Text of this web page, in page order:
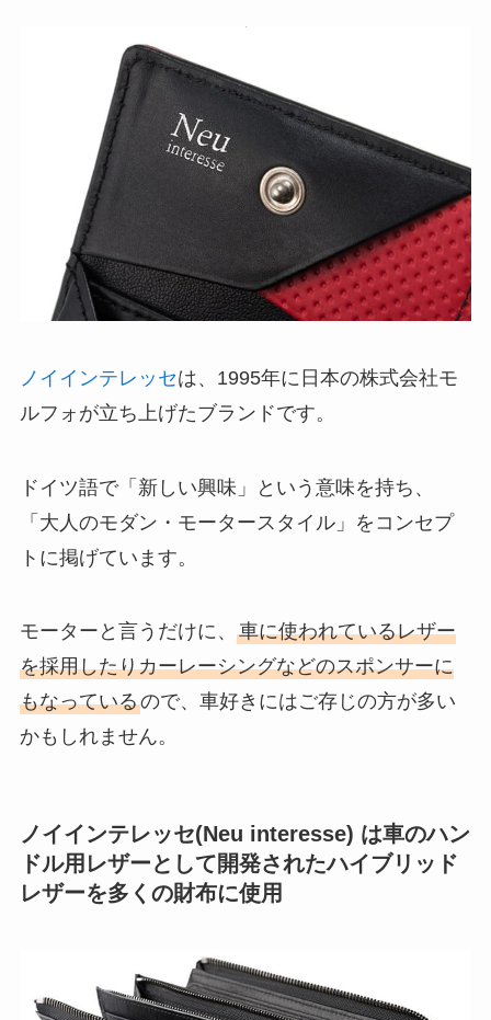
ノイインテレッセは、1995年に日本の株式会社モ
ルフォが立ち上げたブランドです。
ドイツ語で「新しい興味」という意味を持ち、
「大人のモダン・モータースタイル」をコンセプ
トに掲げています。
モーターと言うだけに、 車に使われているレザー
を採用したりカーレーシングなどのスポンサーに
もなっているので、車好きにはご存じの方が多い
かもしれません。
ノイインテレッセ(Neu interesse) は車のハン
ドル用レザーとして開発されたハイブリッド
レザーを多くの財布に使用